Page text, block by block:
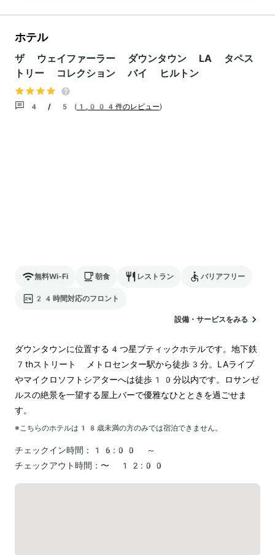
ホテル
ザ ウェイファーラー ダウンタウン LA タペス
トリー コレクション バイ ヒルトン
4 / 5 ( 1,004件のレビュー)
無料Wi-Fi 朝食 レストラン バリアフリー
24時間対応のフロント
設備・サービスをみる
ダウンタウンに位置する4つ星ブティックホテルです。地下鉄
7thストリート メトロセンター駅から徒歩3分。LAライブ
やマイクロソフトシアターへは徒歩10分以内です。ロサンゼ
ルスの絶景を一望する屋上バーで優雅なひとときを過ごせま
す。
※こちらのホテルは 18 歳未満の方のみでは宿泊できません。
チェックイン時間：
16:00 ～
チェックアウト時間： 〜 12:00